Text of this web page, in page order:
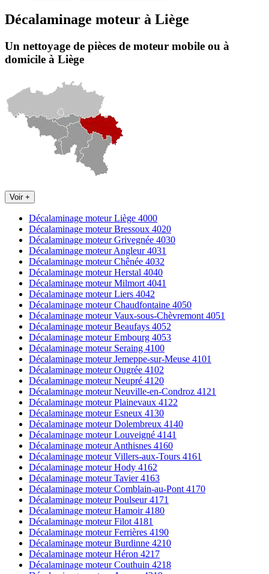
Décalaminage moteur à Liège
Un nettoyage de pièces de moteur mobile ou à
domicile à Liège
Voir +
Décalaminage moteur Liège 4000
Décalaminage moteur Bressoux 4020
Décalaminage moteur Grivegnée 4030
Décalaminage moteur Angleur 4031
Décalaminage moteur Chênée 4032
Décalaminage moteur Herstal 4040
Décalaminage moteur Milmort 4041
Décalaminage moteur Liers 4042
Décalaminage moteur Chaudfontaine 4050
Décalaminage moteur Vaux-sous-Chèvremont 4051
Décalaminage moteur Beaufays 4052
Décalaminage moteur Embourg 4053
Décalaminage moteur Seraing 4100
Décalaminage moteur Jemeppe-sur-Meuse 4101
Décalaminage moteur Ougrée 4102
Décalaminage moteur Neupré 4120
Décalaminage moteur Neuville-en-Condroz 4121
Décalaminage moteur Plainevaux 4122
Décalaminage moteur Esneux 4130
Décalaminage moteur Dolembreux 4140
Décalaminage moteur Louveigné 4141
Décalaminage moteur Anthisnes 4160
Décalaminage moteur Villers-aux-Tours 4161
Décalaminage moteur Hody 4162
Décalaminage moteur Tavier 4163
Décalaminage moteur Comblain-au-Pont 4170
Décalaminage moteur Poulseur 4171
Décalaminage moteur Hamoir 4180
Décalaminage moteur Filot 4181
Décalaminage moteur Ferrières 4190
Décalaminage moteur Burdinne 4210
Décalaminage moteur Héron 4217
Décalaminage moteur Couthuin 4218